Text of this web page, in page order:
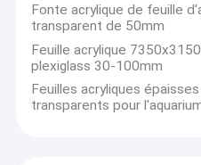
Fonte acrylique de feuille
transparent de 50mm
Feuille acrylique
plexiglass 30-100mm
Feuilles acryliques
transparents pour